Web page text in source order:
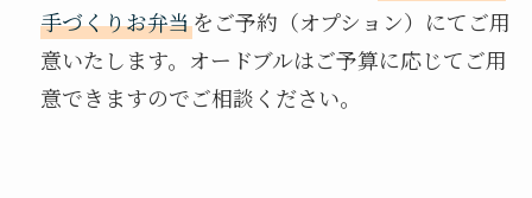
手づくりお弁当をご予約（オプション）にてご用
意いたします。オードブルはご予算に応じてご用
意できますのでご相談ください。